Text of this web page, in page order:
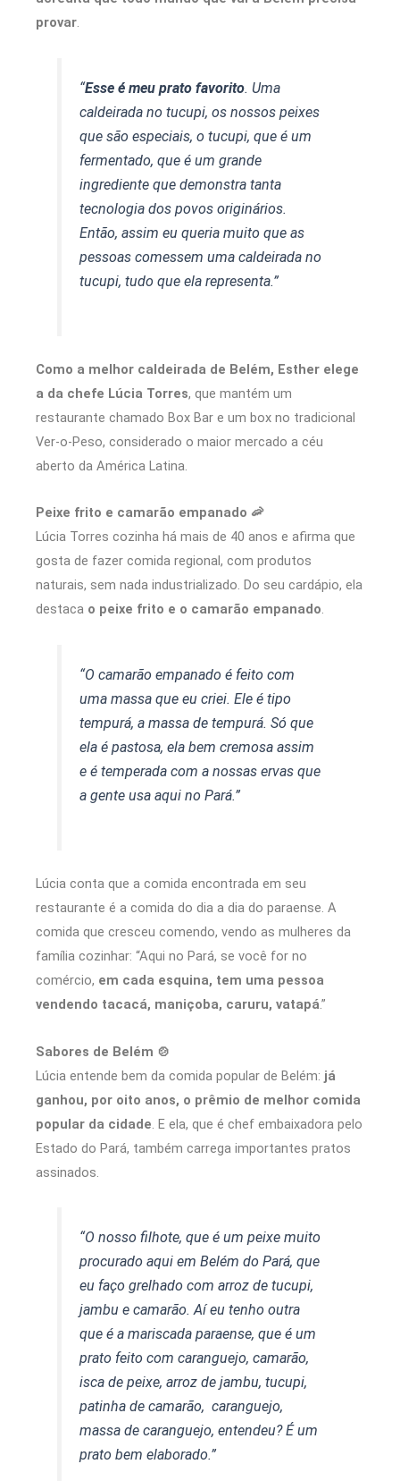
provar.
“Esse é meu prato favorito. Uma
caldeirada no tucupi, os nossos peixes
que são especiais, o tucupi, que é um
fermentado, que é um grande
ingrediente que demonstra tanta
tecnologia dos povos originários.
Então, assim eu queria muito que as
pessoas comessem uma caldeirada no
tucupi, tudo que ela representa.”
Como a melhor caldeirada de Belém, Esther elege
a da chefe Lúcia Torres, que mantém um
restaurante chamado Box Bar e um box no tradicional
Ver-o-Peso, considerado o maior mercado a céu
aberto da América Latina.
Peixe frito e camarão empanado 🦐
Lúcia Torres cozinha há mais de 40 anos e afirma que
gosta de fazer comida regional, com produtos
naturais, sem nada industrializado. Do seu cardápio, ela
destaca o peixe frito e o camarão empanado.
“O camarão empanado é feito com
uma massa que eu criei. Ele é tipo
tempurá, a massa de tempurá. Só que
ela é pastosa, ela bem cremosa assim
e é temperada com a nossas ervas que
a gente usa aqui no Pará.”
Lúcia conta que a comida encontrada em seu
restaurante é a comida do dia a dia do paraense. A
comida que cresceu comendo, vendo as mulheres da
família cozinhar: “Aqui no Pará, se você for no
comércio, em cada esquina, tem uma pessoa
vendendo tacacá, maniçoba, caruru, vatapá.”
Sabores de Belém 🍲
Lúcia entende bem da comida popular de Belém: já
ganhou, por oito anos, o prêmio de melhor comida
popular da cidade . E ela, que é chef embaixadora pelo
Estado do Pará, também carrega importantes pratos
assinados.
“O nosso filhote, que é um peixe muito
procurado aqui em Belém do Pará, que
eu faço grelhado com arroz de tucupi,
jambu e camarão. Aí eu tenho outra
que é a mariscada paraense, que é um
prato feito com caranguejo, camarão,
isca de peixe, arroz de jambu, tucupi,
patinha de camarão, caranguejo,
massa de caranguejo, entendeu? É um
prato bem elaborado.”